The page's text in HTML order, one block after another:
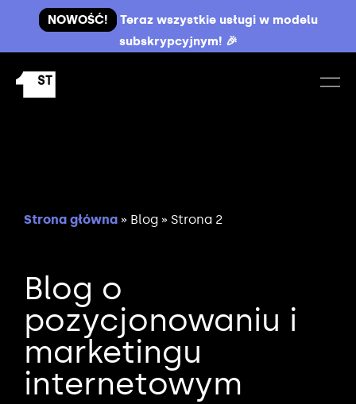
NOWOŚĆ!
Teraz wszystkie usługi w modelu
subskrypcyjnym! 🎉
Strona główna » Blog » Strona 2
Blog o
pozycjonowaniu i
marketingu
internetowym